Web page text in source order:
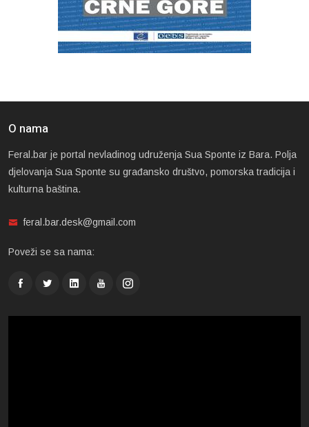
O nama
Feral.bar je portal nevladinog udruženja Sua Sponte iz Bara. Polja
djelovanja Sua Sponte su građansko društvo, pomorska tradicija i
kulturna baština.
feral.bar.desk@gmail.com
Poveži se sa nama: